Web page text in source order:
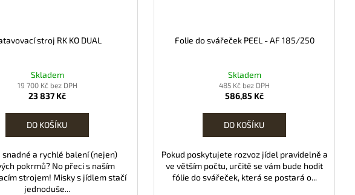
stroj RK KO DUAL
Skladem
19 700 Kč bez DPH
23 837 Kč
DO KOŠÍKU
snadné a rychlé balení (nejen)
pokrmů? No přeci s naším
strojem! Misky s jídlem stačí
jednoduše...
Folie do svářeček PEEL - AF 185/250
Skladem
485 Kč bez DPH
586,85 Kč
DO KOŠÍKU
Pokud poskytujete rozvoz jídel pravidelně a
ve větším počtu, určitě se vám bude hodit
fólie do svářeček, která se postará o...